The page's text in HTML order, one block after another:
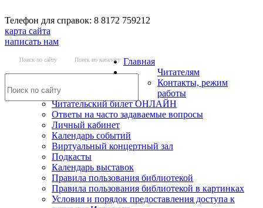
Телефон для справок: 8 8172 759212
карта сайта
написать нам
Поиск по сайту Поиск по каталогу Главная
Читателям
Контакты, режим
работы
Читательский билет ОНЛАЙН
Ответы на часто задаваемые вопросы
Личный кабинет
Календарь событий
Виртуальный концертный зал
Подкасты
Календарь выставок
Правила пользования библиотекой
Правила пользования библиотекой в картинках
Условия и порядок предоставления доступа к